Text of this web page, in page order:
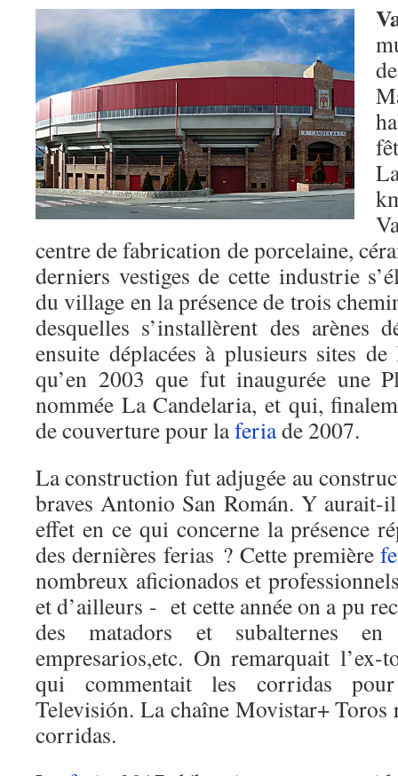
centre de fabrication de porcelaine,
derniers vestiges de cette industrie
du village en la présence de trois
desquelles s’installèrent des arènes
ensuite déplacées à plusieurs sites
qu’en 2003 que fut inaugurée une
nommée La Candelaria, et qui,
de couverture pour laferiade 2007.
La construction fut adjugée au
braves Antonio San Román. Y aurait-
effet en ce qui concerne la présence
des dernières ferias ? Cette première
nombreux aficionados et
et d’ailleurs - et cette année on a pu
des matadors et subalternes
empresarios,etc. On remarquait l’ex-
qui commentait les corridas pour
Televisión. La chaîne Movistar+ Toros
corridas.